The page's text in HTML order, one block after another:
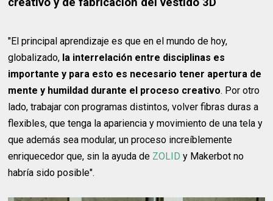
"El principal aprendizaje es que en el mundo de hoy,
globalizado, la interrelación entre disciplinas es
importante y para esto es necesario tener apertura de
mente y humildad durante el proceso creativo. Por otro
lado, trabajar con programas distintos, volver fibras duras a
flexibles, que tenga la apariencia y movimiento de una tela y
que además sea modular, un proceso increíblemente
enriquecedor que, sin la ayuda de ZOLID y Makerbot no
habría sido posible".